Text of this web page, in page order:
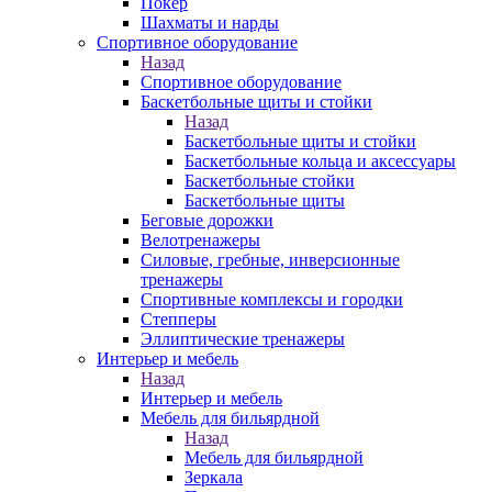
Шахматы и нарды
Спортивное оборудование
Назад
Спортивное оборудование
Баскетбольные щиты и стойки
Назад
Баскетбольные щиты и стойки
Баскетбольные кольца и аксессуары
Баскетбольные стойки
Баскетбольные щиты
Беговые дорожки
Велотренажеры
Силовые, гребные, инверсионные
тренажеры
Спортивные комплексы и городки
Степперы
Эллиптические тренажеры
Интерьер и мебель
Назад
Интерьер и мебель
Мебель для бильярдной
Назад
Мебель для бильярдной
Зеркала